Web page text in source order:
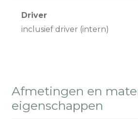
Driver
inclusief driver (intern)
Afmetingen en
eigenschappen